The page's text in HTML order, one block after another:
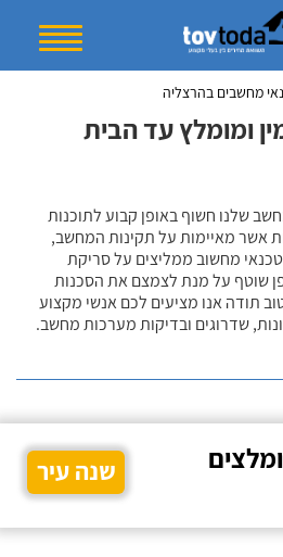
מחשבים בהרצליה
ומומלץ עד הבית
שלנו חשוף באופן קבוע לתוכנות
אשר מאיימות על תקינות המחשב,
טכנאי מחשוב ממליצים על סריקת
שוטף על מנת לצמצם את הסכנות
תודה אנו מציעים לכם אנשי מקצוע
שדרוגים ובדיקות מערכות מחשב.
שנה עיר